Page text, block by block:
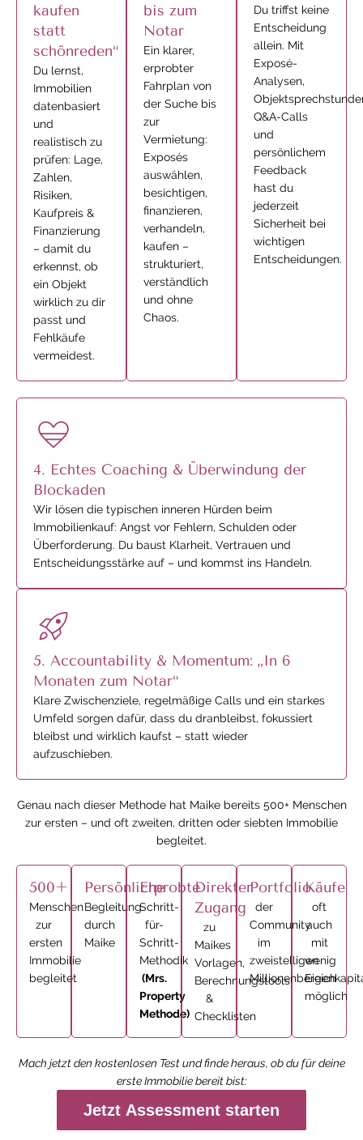
kaufen
statt
schönreden“
Du lernst,
Immobilien
datenbasiert
und
realistisch zu
prüfen: Lage,
Zahlen,
Risiken,
Kaufpreis &
Finanzierung
– damit du
erkennst, ob
ein Objekt
wirklich zu dir
passt und
Fehlkäufe
vermeidest.
bis zum
Notar
Ein klarer,
erprobter
Fahrplan von
der Suche bis
zur
Vermietung:
Exposés
auswählen,
besichtigen,
finanzieren,
verhandeln,
kaufen –
strukturiert,
verständlich
und ohne
Chaos.
Du triffst keine
Entscheidung
allein. Mit
Exposé-
Analysen,
Q&A-Calls
und
persönlichem
Feedback
hast du
jederzeit
Sicherheit bei
wichtigen
Entscheidungen.
4. Echtes Coaching & Überwindung der
Blockaden
Wir lösen die typischen inneren Hürden beim
Immobilienkauf: Angst vor Fehlern, Schulden oder
Überforderung. Du baust Klarheit, Vertrauen und
Entscheidungsstärke auf – und kommst ins Handeln.
5. Accountability & Momentum: „In 6
Monaten zum Notar“
Klare Zwischenziele, regelmäßige Calls und ein starkes
Umfeld sorgen dafür, dass du dranbleibst, fokussiert
bleibst und wirklich kaufst – statt wieder
aufzuschieben.
Genau nach dieser Methode hat Maike bereits 500+ Menschen
zur ersten – und oft zweiten, dritten oder siebten Immobilie
begleitet.
500+
Menschen
zur
ersten
Immobilie
begleitet
Persönliche
Begleitung
durch
Maike
Erprobte
Schritt-
für-
Schritt-
Methodik
(Mrs.
Property
Methode)
Direkter
Zugang
zu
Maikes
Vorlagen,
Berechnungstools
&
Checklisten
Portfolio
der
Community
im
zweistelligen
Millionenbereich
Käufe
oft
auch
mit
wenig
möglich
Mach jetzt den kostenlosen Test und finde heraus, ob du für deine
erste Immobilie bereit bist:
Jetzt Assessment starten